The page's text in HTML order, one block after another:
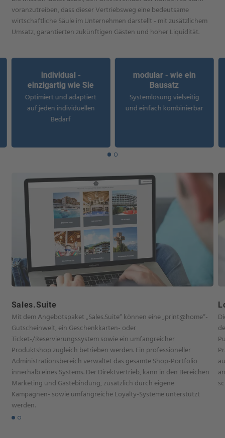
voranzutreiben, dass dieser Vertriebsweg eine bedeutsame
wirtschaftliche Säule im Unternehmen darstellt - mit zusätzlichem
Umsatz, garantierten zukünftigen Gästen und hoher Liquidität.
individual -
einzigartig wie Sie
Optimiert und adaptiert
auf jeden individuellen
Bedarf
modular - wie ein
Bausatz
Systemlösung vielseitig
und einfach kombinierbar
Sales.Suite
Mit dem Angebotspaket „Sales.Suite“ können eine „print@home“-
Gutscheinwelt, ein Geschenkkarten- oder
Ticket-/Reservierungssystem sowie ein umfangreicher
Produktshop zugleich betrieben werden. Ein professioneller
Administrationsbereich verwaltet das gesamte Shop-Portfolio
innerhalb eines Systems. Der Direktvertrieb, kann in den Bereichen
Marketing und Gästebindung, zusätzlich durch eigene
Kampagnen- sowie umfangreiche Loyalty-Systeme unterstützt
werden.